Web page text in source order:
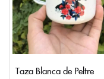
Taza Blanca de Peltre